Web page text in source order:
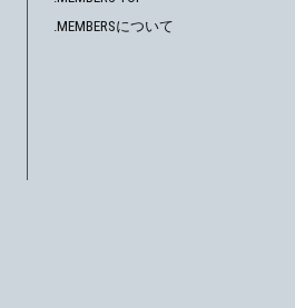
.MEMBERSについて